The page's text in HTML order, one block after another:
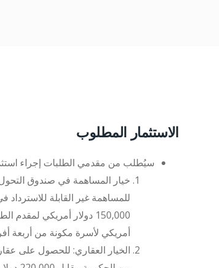
الاستثمار المطلوب
سيُطلب من مقدمي الطلبات إجراء
للمساهمة غير القابلة
أمريكي لأسرة مكونة من أربعة
الخيار العقاري: للحصول على